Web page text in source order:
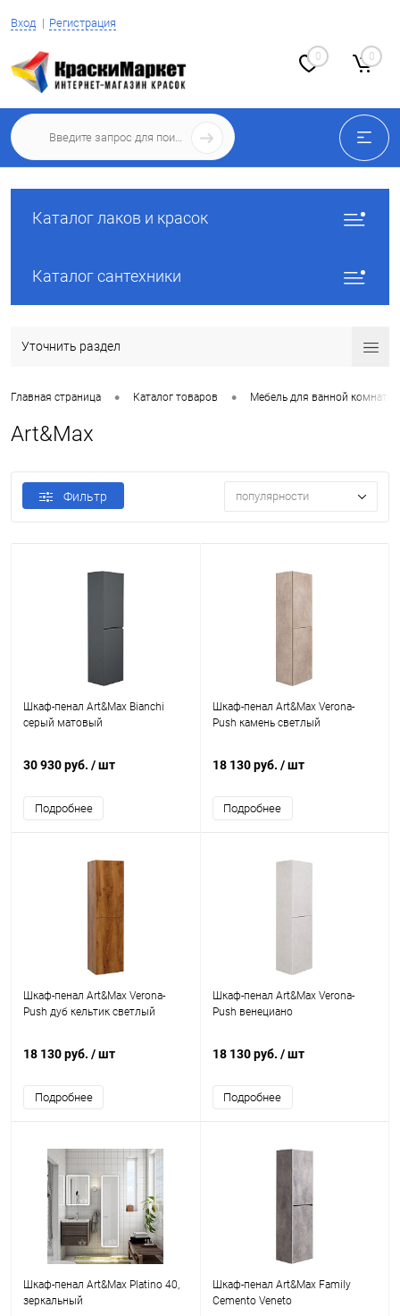
Вход Регистрация
0 0
Каталог лаков и красок
Каталог сантехники
Уточнить раздел
Главная страница • Каталог товаров • Мебель для ванной комнаты
Art&Max
Фильтр популярности
Шкаф-пенал Art&Max Bianchi
серый матовый
30 930 руб. / шт
Подробнее
Шкаф-пенал Art&Max Verona-
Push камень светлый
18 130 руб. / шт
Подробнее
Шкаф-пенал Art&Max Verona-
Push дуб кельтик светлый
18 130 руб. / шт
Подробнее
Шкаф-пенал Art&Max Verona-
Push венециано
18 130 руб. / шт
Подробнее
Шкаф-пенал Art&Max Platino 40,
зеркальный
Шкаф-пенал Art&Max Family
Cemento Veneto